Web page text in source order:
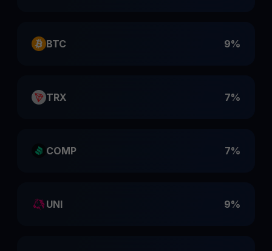
BTC 9%
TRX 7%
COMP 7%
UNI 9%